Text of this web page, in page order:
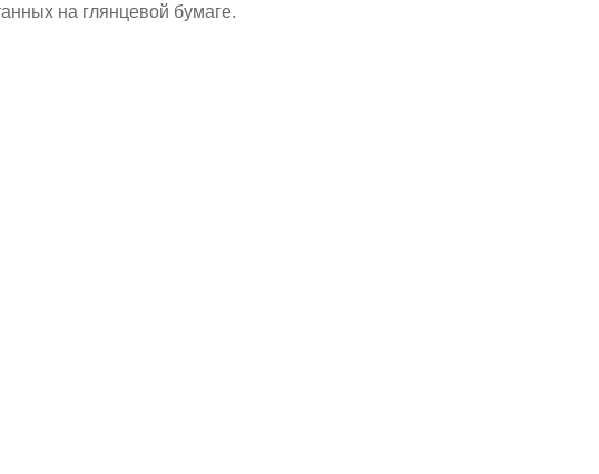
на глянцевой бумаге.